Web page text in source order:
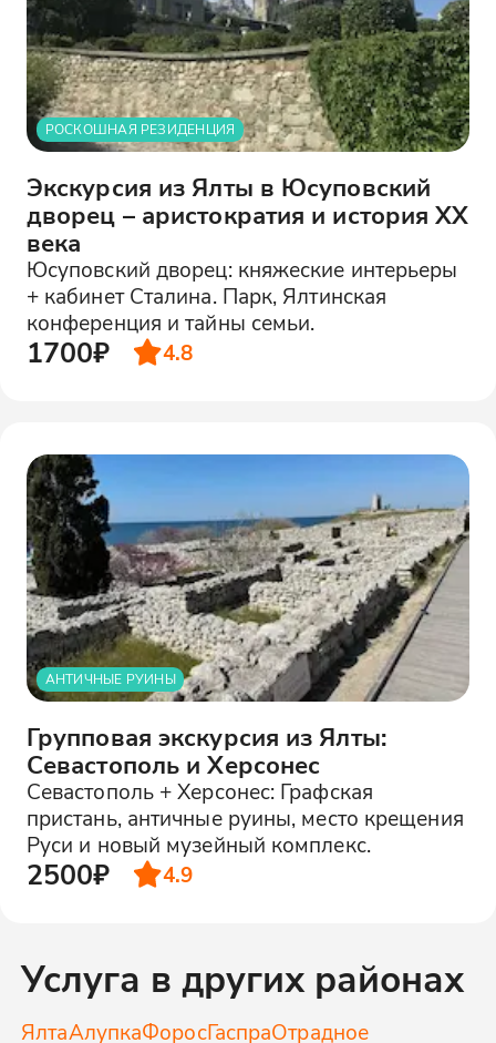
РОСКОШНАЯ РЕЗИДЕНЦИЯ
Экскурсия из Ялты в Юсуповский
дворец – аристократия и история XX
века
Юсуповский дворец: княжеские интерьеры
+ кабинет Сталина. Парк, Ялтинская
конференция и тайны семьи.
1700₽ 4.8
АНТИЧНЫЕ РУИНЫ
Групповая экскурсия из Ялты:
Севастополь и Херсонес
Севастополь + Херсонес: Графская
пристань, античные руины, место крещения
Руси и новый музейный комплекс.
2500₽ 4.9
Услуга в других районах
ЯлтаАлупкаФоросГаспраОтрадное